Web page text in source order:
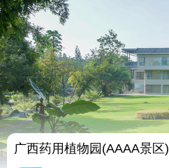
广西药用植物园(AAAA景区)
